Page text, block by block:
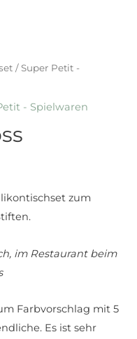
/ Super Petit -
- Spielwaren
zum
im Restaurant beim
Farbvorschlag mit 5
Es ist sehr